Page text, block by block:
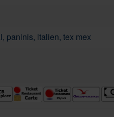
paninis, italien, tex mex